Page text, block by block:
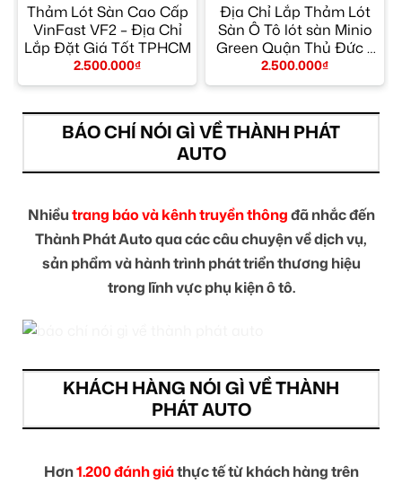
Thảm Lót Sàn Cao Cấp
VinFast VF2 – Địa Chỉ
Lắp Đặt Giá Tốt TPHCM
2.500.000₫
Địa Chỉ Lắp Thảm Lót
Sàn Ô Tô lót sàn Minio
Green Quận Thủ Đức –
Giá Tốt TPHCM
2.500.000₫
BÁO CHÍ NÓI GÌ VỀ THÀNH PHÁT
AUTO
Nhiềutrang báo và kênh truyền thôngđã nhắc đến
Thành Phát Auto qua các câu chuyện về dịch vụ,
sản phẩm và hành trình phát triển thương hiệu
trong lĩnh vực phụ kiện ô tô.
KHÁCH HÀNG NÓI GÌ VỀ THÀNH
PHÁT AUTO
Hơn1.200 đánh giáthực tế từ khách hàng trên